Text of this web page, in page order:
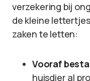
verzekering bij
de kleine
zaken te letten:
Vooraf
huisdier al